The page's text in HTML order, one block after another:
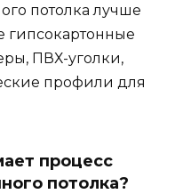
потолка лучше
гипсокартонные
ПВХ-уголки,
профили для
процесс
потолка?